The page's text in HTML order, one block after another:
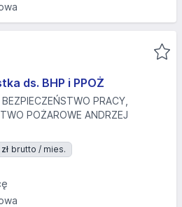
ds. BHP i PPOŻ
PRACY,
POŻAROWE ANDRZEJ
brutto / mies.